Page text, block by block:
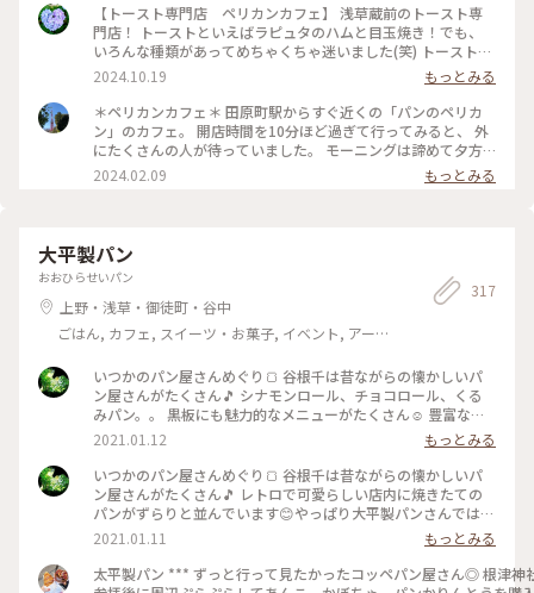
【トースト専門店 ペリカンカフェ】 浅草蔵前のトースト専
門店！ トーストといえばラピュタのハムと目玉焼き！でも、
いろんな種類があってめちゃくちゃ迷いました(笑) トーストは
サクサクホカホカ、目玉焼きは半熟トロトロ、ハムとの相性最
高です！ 予約はできないので1時間待ちました💦でもスマホで
整理番号を読み取り、あと何組かが確認できます！ 蔵前はカ
フェ開拓していきたい・・・！ #トースト #トースト専門店 #
ペリカンカフェ #蔵前 #浅草
2024.10.19
もっとみる
＊ペリカンカフェ＊ 田原町駅からすぐ近くの「パンのペリカ
ン」のカフェ。 開店時間を10分ほど過ぎて行ってみると、 外
にたくさんの人が待っていました。 モーニングは諦めて夕方
行ってみました。 16時30分少し前。 お店に着くとまだたくさ
んの人が。 17時のラストオーダーまで待っても 案内できない
ラッキーでした。 フルーツサンドは終わっていたので オムレ
ツサンドを。 食パンの片側にはケチャップ、 反対側にはマヨ
ネーズ。 見た目の綺麗さに嬉しくなりました。 食べるとふん
わり柔らかい食パンにまず感動。 オムレツも優しいおいしさ
で幸せでした。 パンが人気の理由がよく分かりました。 本当
はトーストのモーニングが食べたかったので 次回東京に行っ
とりっぷ旅 #東京 #東京さんぽ #蔵前 #蔵前さんぽ #田原町 #蔵
前カフェ #ペリカンカフェ
2024.02.09 もっとみる
大平製パン
おおひらせいパン
上野・浅草・御徒町・谷中
ごはん, カフェ, スイーツ・お菓子, イベント, アー
317
いつかのパン屋さんめぐり🍞 谷根千は昔ながらの懐かしいパ
ン屋さんがたくさん🎵 シナモンロール、チョコロール、くる
みパン。。 黒板にも魅力的なメニューがたくさん☺️ 豊富な種
類で迷っちゃいます♡ またのんきにパン屋さんめぐりしたい
なぁっ♪ #大平製パン #惣菜パン #コッペパン #昔ながら #懐か
しい #豊富な種類 #たくさん #谷根千 #谷中 #根津 #千駄木 #千
駄木のパン屋 #お散歩 #根津さんぽ #パン屋さん #パン屋さん
めぐり
2021.01.12
もっとみる
いつかのパン屋さんめぐり🍞 谷根千は昔ながらの懐かしいパ
ン屋さんがたくさん🎵 レトロで可愛らしい店内に焼きたての
パンがずらりと並んでいます😊やっぱり大平製パンさんでは惣
菜コッペパンははずせないかな😋♡ みなさんはお好きなコッ
ペパンありますか？ てくてくお散歩しながらパンを買う😊 こ
んな世の中になった今、のんきで平和だったなぁと思い返して
2021.01.11
もっとみる
太平製パン *** ずっと行って見たかったコッペパン屋さん◎ 根津神社